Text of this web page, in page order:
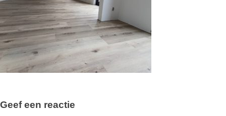
Geef een reactie